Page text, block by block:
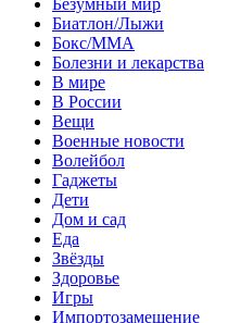
Безумный мир
Биатлон/Лыжи
Бокс/MMA
Болезни и лекарства
В мире
В России
Вещи
Военные новости
Волейбол
Гаджеты
Дети
Дом и сад
Еда
Звёзды
Здоровье
Игры
Импортозамещение